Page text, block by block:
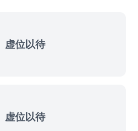
虚位以待
虚位以待